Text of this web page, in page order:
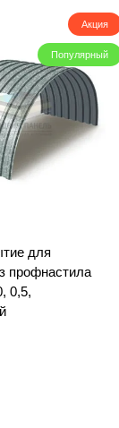
Акция
Популярный
для
профнастила
0,5,